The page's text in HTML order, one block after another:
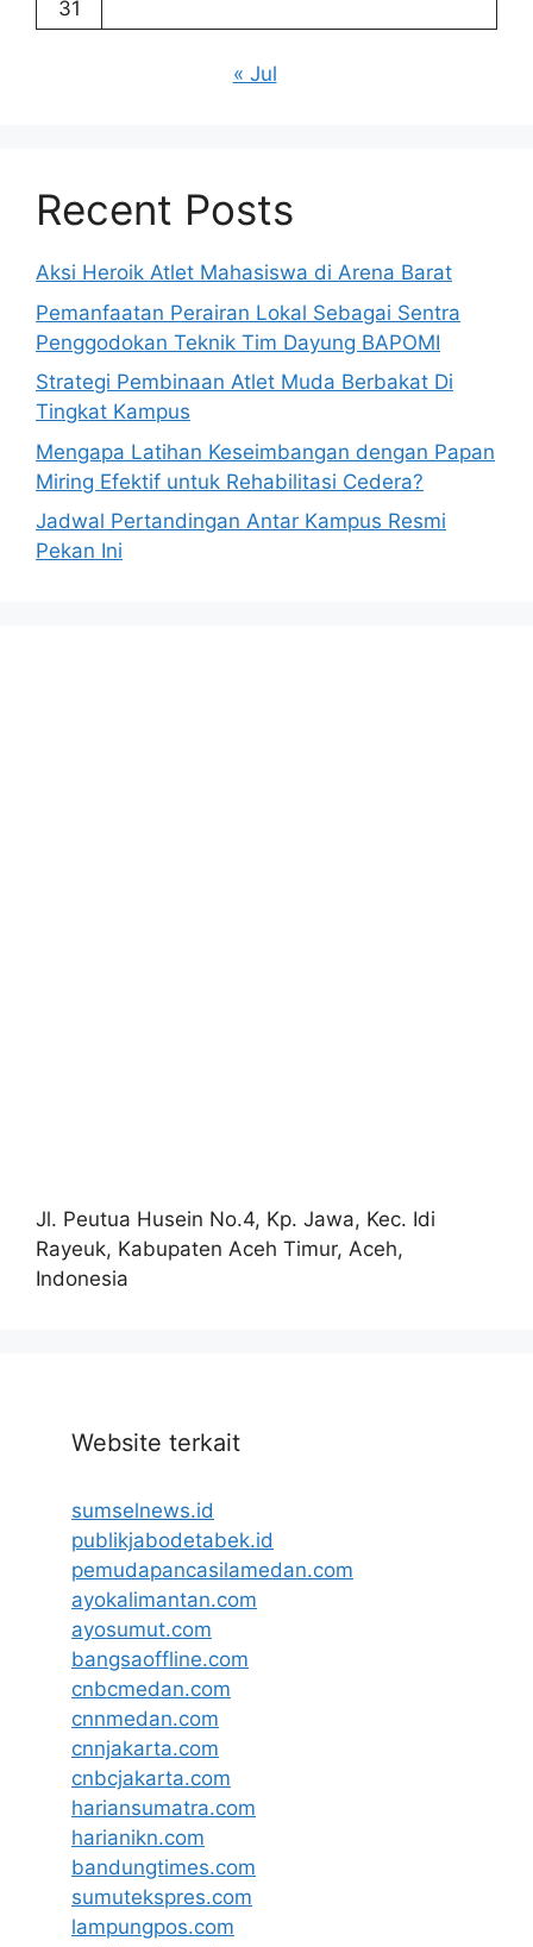
31
« Jul
Recent Posts
Aksi Heroik Atlet Mahasiswa di Arena Barat
Pemanfaatan Perairan Lokal Sebagai Sentra
Penggodokan Teknik Tim Dayung BAPOMI
Strategi Pembinaan Atlet Muda Berbakat Di
Tingkat Kampus
Mengapa Latihan Keseimbangan dengan Papan
Miring Efektif untuk Rehabilitasi Cedera?
Jadwal Pertandingan Antar Kampus Resmi
Pekan Ini
Jl. Peutua Husein No.4, Kp. Jawa, Kec. Idi
Rayeuk, Kabupaten Aceh Timur, Aceh,
Indonesia
Website terkait
sumselnews.id
publikjabodetabek.id
pemudapancasilamedan.com
ayokalimantan.com
ayosumut.com
bangsaoffline.com
cnbcmedan.com
cnnmedan.com
cnnjakarta.com
cnbcjakarta.com
hariansumatra.com
harianikn.com
bandungtimes.com
sumutekspres.com
lampungpos.com